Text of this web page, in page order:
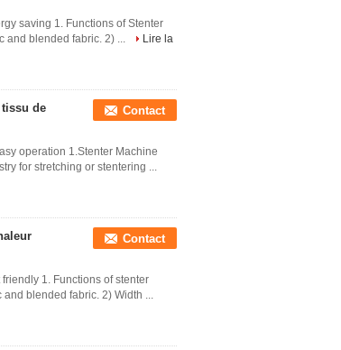
saving 1. Functions of Stenter
and blended fabric. 2) ...
Lire la
tissu de
Contact
operation 1.Stenter Machine
for stretching or stentering ...
Contact
1. Functions of stenter
blended fabric. 2) Width ...